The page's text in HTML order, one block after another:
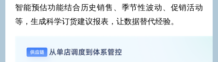
智能预估功能结合历史销售、季节性波动、促销活动
等，生成科学订货建议报表，让数据替代经验。